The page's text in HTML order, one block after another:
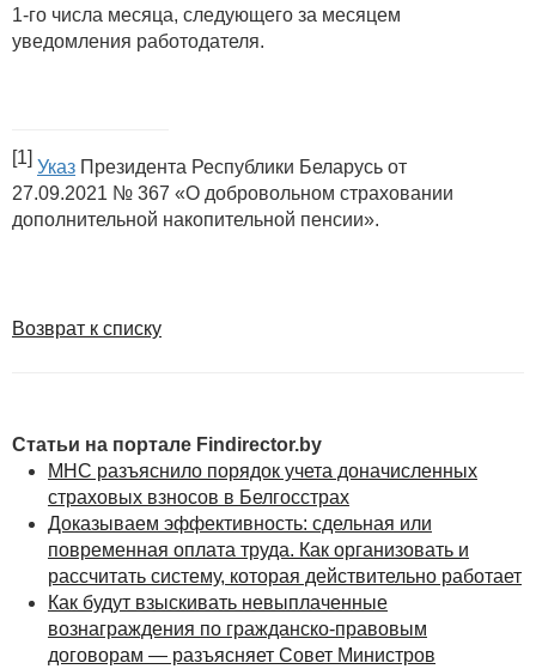
1-го числа месяца, следующего за месяцем
уведомления работодателя.
[1] Указ Президента Республики Беларусь от
27.09.2021 № 367 «О добровольном страховании
дополнительной накопительной пенсии».
Возврат к списку
Статьи на портале Findirector.by
МНС разъяснило порядок учета доначисленных
страховых взносов в Белгосстрах
Доказываем эффективность: сдельная или
повременная оплата труда. Как организовать и
рассчитать систему, которая действительно работает
Как будут взыскивать невыплаченные
вознаграждения по гражданско-правовым
договорам — разъясняет Совет Министров